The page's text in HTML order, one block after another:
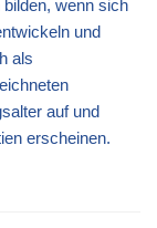
wenn sich
und
als
auf und
erscheinen.